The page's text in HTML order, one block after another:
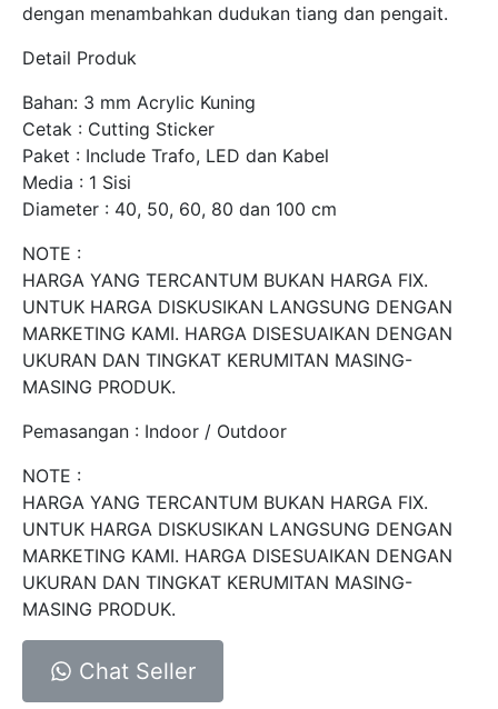
dengan menambahkan dudukan tiang dan pengait.
Detail Produk
Bahan: 3 mm Acrylic Kuning
Cetak : Cutting Sticker
Paket : Include Trafo, LED dan Kabel
Media : 1 Sisi
Diameter : 40, 50, 60, 80 dan 100 cm
NOTE :
HARGA YANG TERCANTUM BUKAN HARGA FIX.
UNTUK HARGA DISKUSIKAN LANGSUNG DENGAN
MARKETING KAMI. HARGA DISESUAIKAN DENGAN
UKURAN DAN TINGKAT KERUMITAN MASING-
MASING PRODUK.
Pemasangan : Indoor / Outdoor
NOTE :
HARGA YANG TERCANTUM BUKAN HARGA FIX.
UNTUK HARGA DISKUSIKAN LANGSUNG DENGAN
MARKETING KAMI. HARGA DISESUAIKAN DENGAN
UKURAN DAN TINGKAT KERUMITAN MASING-
MASING PRODUK.
Chat Seller